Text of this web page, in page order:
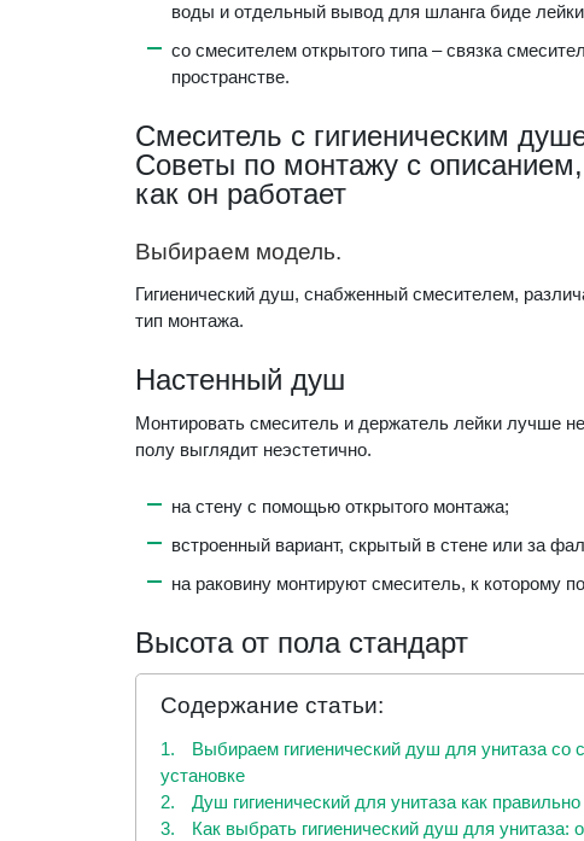
воды и отдельный вывод для шланга биде
со смесителем открытого типа – связка
пространстве.
Смеситель с гигиеническим
Советы по монтажу с
как он работает
Выбираем модель.
Гигиенический душ, снабженный смесителем,
тип монтажа.
Настенный душ
Монтировать смеситель и держатель лейки лучше
полу выглядит неэстетично.
на стену с помощью открытого монтажа;
встроенный вариант, скрытый в стене или за
на раковину монтируют смеситель, к которому
Высота от пола стандарт
Содержание статьи:
1.
Выбираем гигиенический душ для унитаза
установке
2.
Душ гигиенический для унитаза как
3.
Как выбрать гигиенический душ для унитаза: